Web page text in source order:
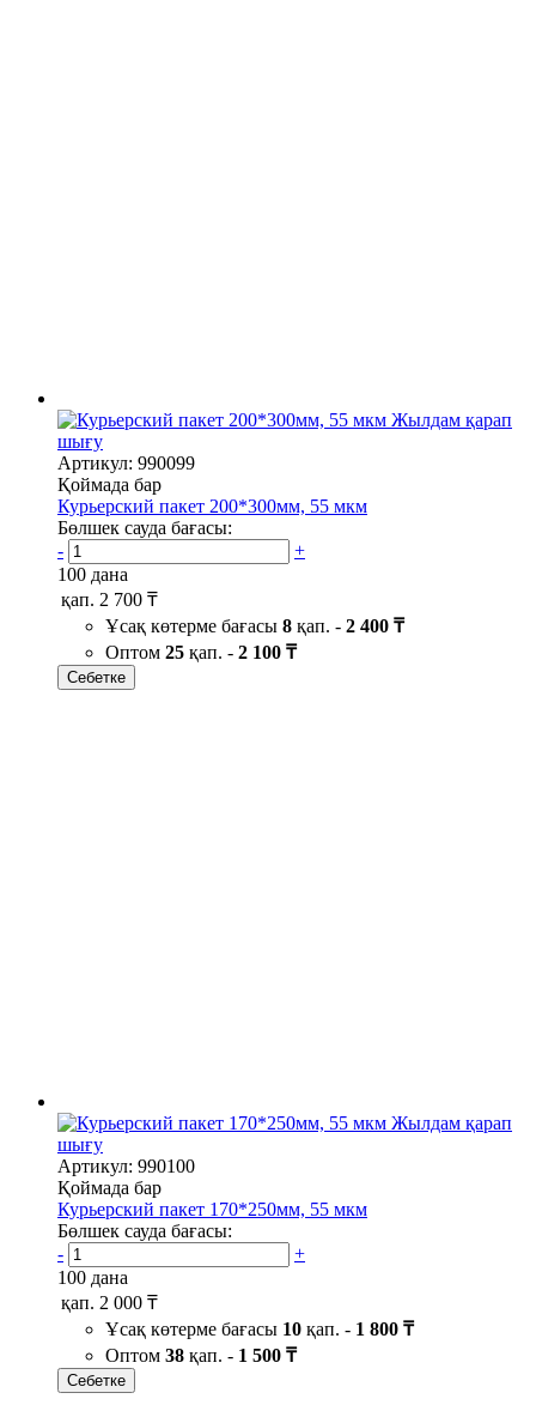
Жылдам қарап
шығу
Артикул: 990099
Қоймада бар
Курьерский пакет 200*300мм, 55 мкм
Бөлшек сауда бағасы:
-
+
100 дана
қап. 2 700 ₸
Ұсақ көтерме бағасы 8 қап. - 2 400 ₸
Оптом 25 қап. - 2 100 ₸
Себетке
Жылдам қарап
шығу
Артикул: 990100
Қоймада бар
Курьерский пакет 170*250мм, 55 мкм
Бөлшек сауда бағасы:
-
+
100 дана
қап. 2 000 ₸
Ұсақ көтерме бағасы 10 қап. - 1 800 ₸
Оптом 38 қап. - 1 500 ₸
Себетке